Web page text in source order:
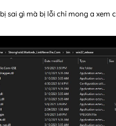
sai gì mà bị lỗi chỉ mong a xem